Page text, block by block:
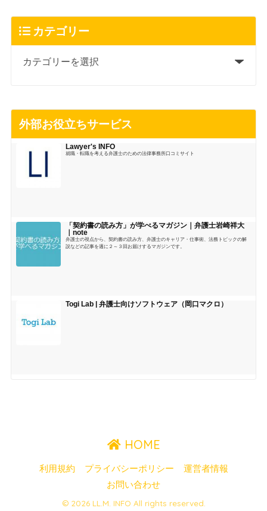
カテゴリー
外部お役立ちサービス
Lawyer's INFO
就職・転職を考える弁護士のための法律事務所口コミサイト
「契約書の読み方」が学べるマガジン｜弁護士岩崎祥大
｜note
弁護士の視点から、契約書の読み方、弁護士のキャリア・仕事術、法務トピックの解
説などの記事を週に２～３回お届けするマガジンです。
Togi Lab | 弁護士向けソフトウェア（岡口マクロ）
HOME
利用規約 プライバシーポリシー
運営者情報
お問い合わせ
© 2026 LL.M. INFO All rights reserved.